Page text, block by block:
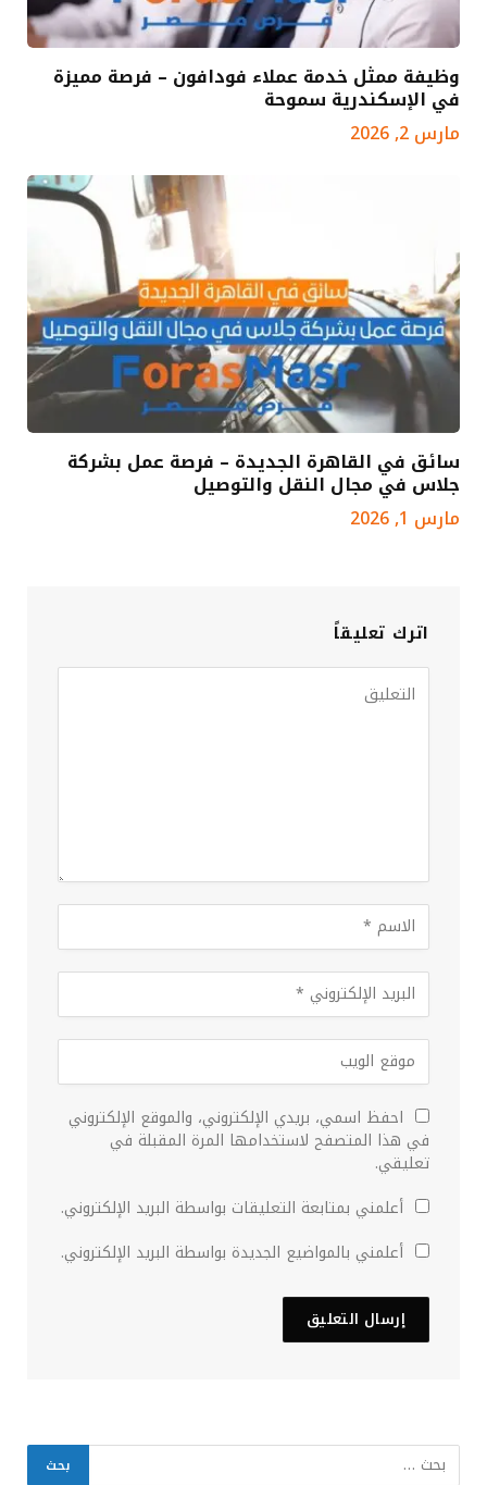
وظيفة ممثل خدمة عملاء فودافون – فرصة مميزة
في الإسكندرية سموحة
مارس 2, 2026
سائق في القاهرة الجديدة – فرصة عمل بشركة
جلاس في مجال النقل والتوصيل
مارس 1, 2026
اترك تعليقاً
احفظ اسمي، بريدي الإلكتروني، والموقع الإلكتروني
في هذا المتصفح لاستخدامها المرة المقبلة في
تعليقي.
أعلمني بمتابعة التعليقات بواسطة البريد الإلكتروني.
أعلمني بالمواضيع الجديدة بواسطة البريد الإلكتروني.